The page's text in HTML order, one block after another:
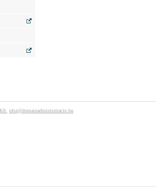
ufsz@domainadminisztracio.hu